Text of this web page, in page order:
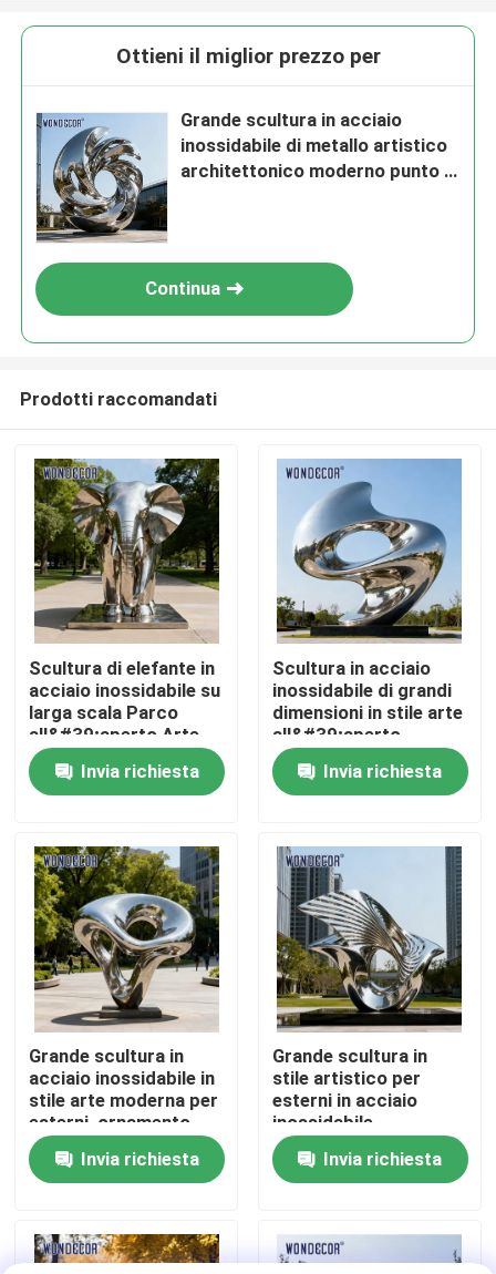
Casa
Prodotti
Chi siamo
Fatory Tour
Controllo di qualità
Contattaci
Richiedere un preventivo
Scultura forgiata del metallo
Scultura bronzea su ordinazione
Ottieni il miglior prezzo per
Grande scultura in acciaio
inossidabile di metallo artistico
architettonico moderno punto di
Continua
Prodotti raccomandati
Scultura di elefante in
acciaio inossidabile su
larga scala Parco
all&#39;aperto Arte
animale in metallo
Invia richiesta
Scultura in acciaio
inossidabile di grandi
dimensioni in stile arte
all&#39;aperto,
ornamento decorativo
moderno paesaggio
astratto
Invia richiesta
Grande scultura in
acciaio inossidabile in
stile arte moderna per
esterni, ornamento
decorativo
paesaggistico per
cortile e piazza
Invia richiesta
Grande scultura in
stile artistico per
esterni in acciaio
inossidabile,
ornamento decorativo
per paesaggi urbani
moderni
Invia richiesta